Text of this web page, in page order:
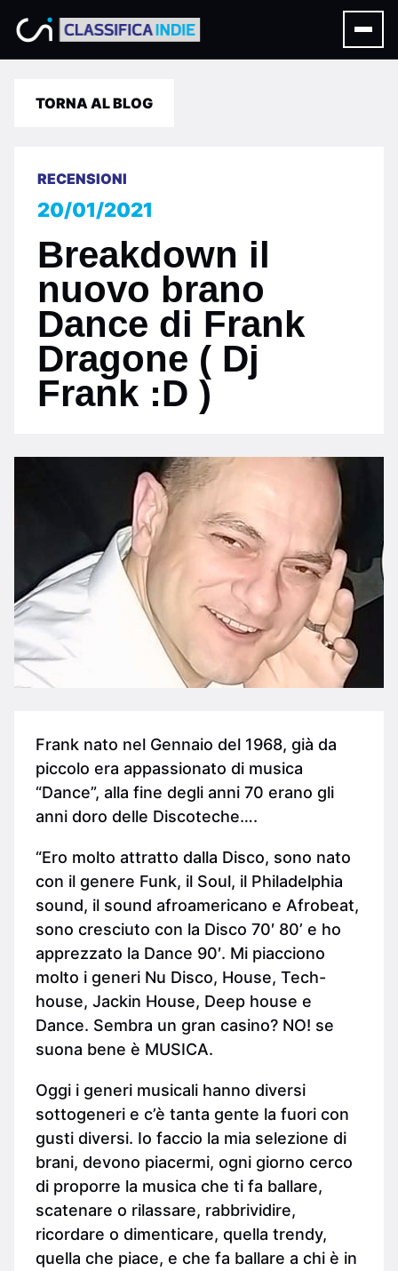
TORNA AL BLOG
RECENSIONI
20/01/2021
Breakdown il
nuovo brano
Dance di Frank
Dragone ( Dj
Frank :D )
Frank nato nel Gennaio del 1968, già da
piccolo era appassionato di musica
“Dance”, alla fine degli anni 70 erano gli
anni doro delle Discoteche….
“Ero molto attratto dalla Disco, sono nato
con il genere Funk, il Soul, il Philadelphia
sound, il sound afroamericano e Afrobeat,
sono cresciuto con la Disco 70′ 80’ e ho
apprezzato la Dance 90′. Mi piacciono
molto i generi Nu Disco, House, Tech-
house, Jackin House, Deep house e
Dance. Sembra un gran casino? NO! se
suona bene è MUSICA.
Oggi i generi musicali hanno diversi
sottogeneri e c’è tanta gente la fuori con
gusti diversi. Io faccio la mia selezione di
brani, devono piacermi, ogni giorno cerco
di proporre la musica che ti fa ballare,
scatenare o rilassare, rabbrividire,
ricordare o dimenticare, quella trendy,
quella che piace, e che fa ballare a chi è in